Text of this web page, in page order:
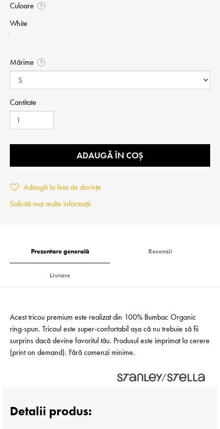
Culoare ?
White
Mărime ?
Cantitate
ADAUGĂ ÎN COȘ
Adaugă la lista de dorințe
Solicită mai multe informații
Prezentare generală Recenzii
Livrare
Acest tricou premium este realizat din 100% Bumbac Organic
ring-spun. Tricoul este super-confortabil așa că nu trebuie să fii
surprins dacă devine favoritul tău. Produsul este imprimat la cerere
(print on demand). Fără comenzi minime.
Detalii produs: